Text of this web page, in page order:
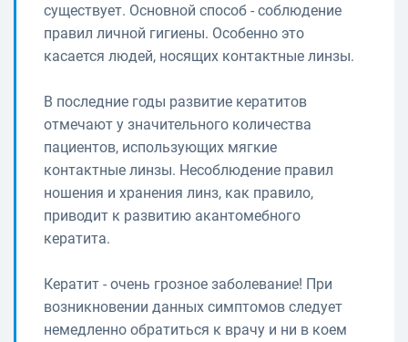
существует. Основной способ - соблюдение
правил личной гигиены. Особенно это
касается людей, носящих контактные линзы.
В последние годы развитие кератитов
отмечают у значительного количества
пациентов, использующих мягкие
контактные линзы. Несоблюдение правил
ношения и хранения линз, как правило,
приводит к развитию акантомебного
кератита.
Кератит - очень грозное заболевание! При
возникновении данных симптомов следует
немедленно обратиться к врачу и ни в коем